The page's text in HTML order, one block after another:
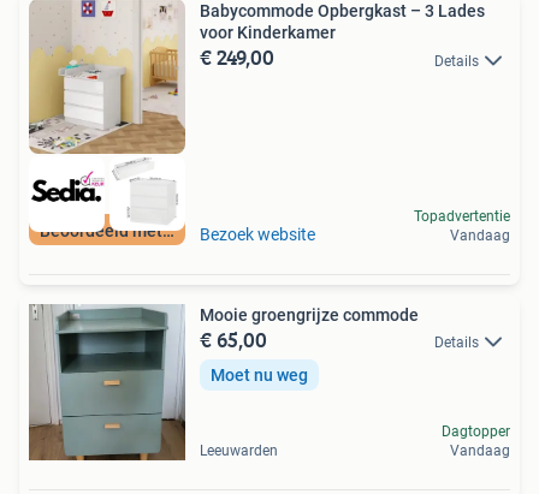
Beoordeeld met 9+
Babycommode Opbergkast – 3 Lades
voor Kinderkamer
€ 249,00 Details
Bezoek website
Topadvertentie
Vandaag
Mooie groengrijze commode
€ 65,00 Details
Moet nu weg
Leeuwarden
Dagtopper
Vandaag